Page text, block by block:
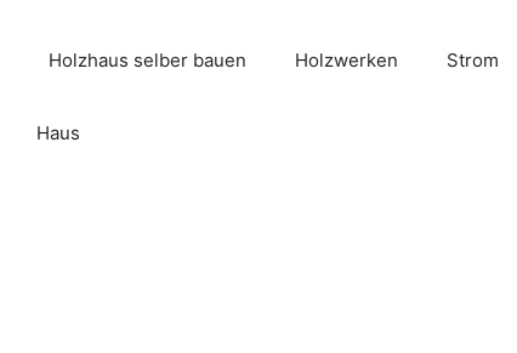
Holzhaus selber bauen Holzwerken Strom
Haus